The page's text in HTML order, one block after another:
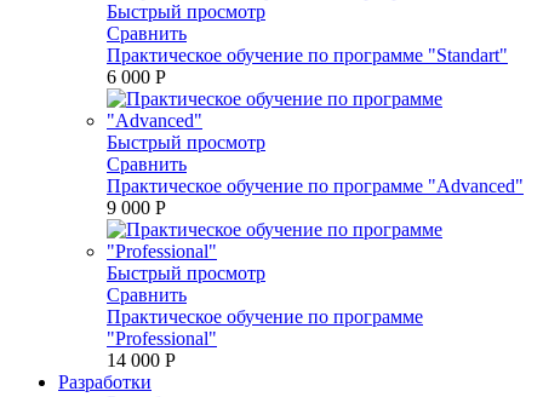
Быстрый просмотр
Сравнить
Практическое обучение по программе "Standart"
6 000 P
Быстрый просмотр
Сравнить
Практическое обучение по программе "Advanced"
9 000 P
Быстрый просмотр
Сравнить
Практическое обучение по программе
"Professional"
14 000 P
Разработки